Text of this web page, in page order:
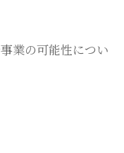
業の可能性につい